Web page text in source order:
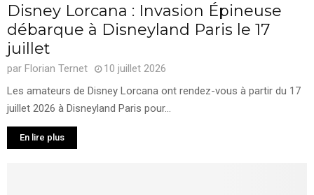
Disney Lorcana : Invasion Épineuse
débarque à Disneyland Paris le 17
juillet
par Florian Ternet
10 juillet 2026
Les amateurs de Disney Lorcana ont rendez-vous à partir du 17
juillet 2026 à Disneyland Paris pour...
En lire plus